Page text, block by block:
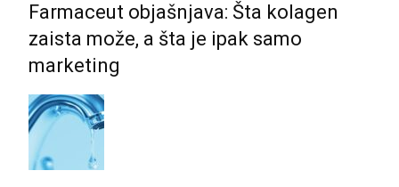
Farmaceut objašnjava: Šta kolagen
zaista može, a šta je ipak samo
marketing